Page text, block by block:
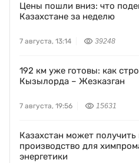
Цены пошли вниз: что
Казахстане за неделю
7 августа, 13:14 39248
192 км уже готовы: как
Кызылорда – Жезказган
7 августа, 19:56 15631
Казахстан может получить
производство для
энергетики